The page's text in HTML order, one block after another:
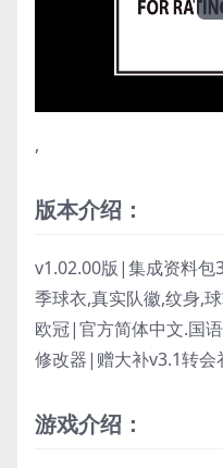
,
版本介绍：
v1.02.00版|集成资料包
季球衣,真实队徽,纹身,
欧冠|官方简体中文.国
修改器|赠大补v3.1转
游戏介绍：